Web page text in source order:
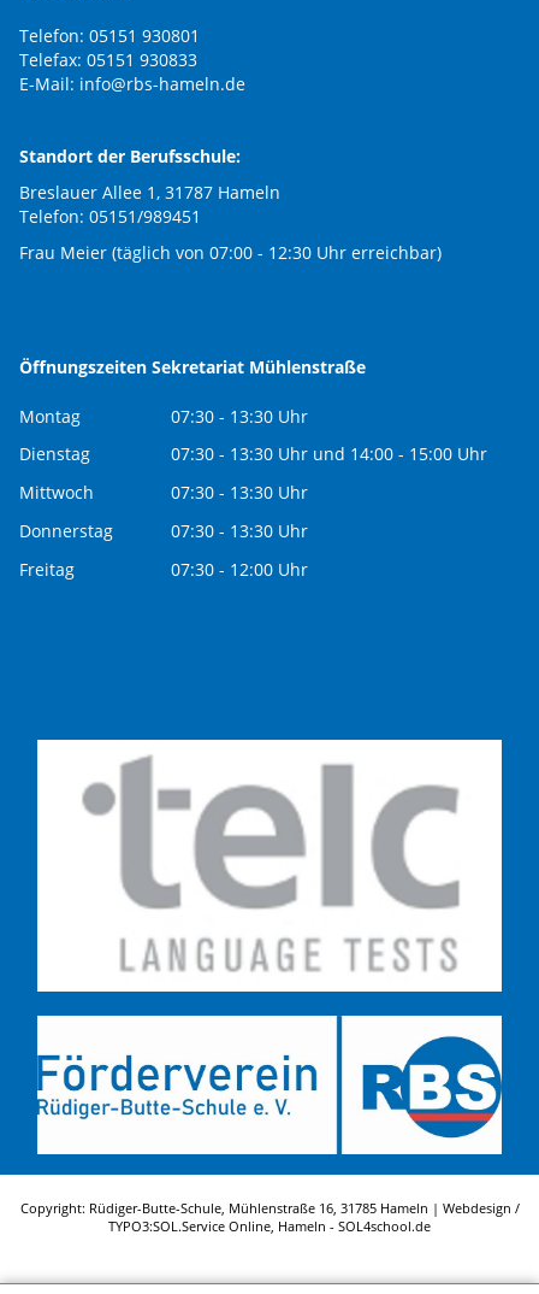
Telefon: 05151 930801
Telefax: 05151 930833
E-Mail: info@rbs-hameln.de
Standort der Berufsschule:
Breslauer Allee 1, 31787 Hameln
Telefon: 05151/989451
Frau Meier (täglich von 07:00 - 12:30 Uhr erreichbar)
Öffnungszeiten Sekretariat Mühlenstraße
Montag
07:30 - 13:30 Uhr
Dienstag
07:30 - 13:30 Uhr und 14:00 - 15:00 Uhr
Mittwoch
07:30 - 13:30 Uhr
Donnerstag
07:30 - 13:30 Uhr
Freitag
07:30 - 12:00 Uhr
Copyright: Rüdiger-Butte-Schule, Mühlenstraße 16, 31785 Hameln | Webdesign /
TYPO3:SOL.Service Online, Hameln - SOL4school.de